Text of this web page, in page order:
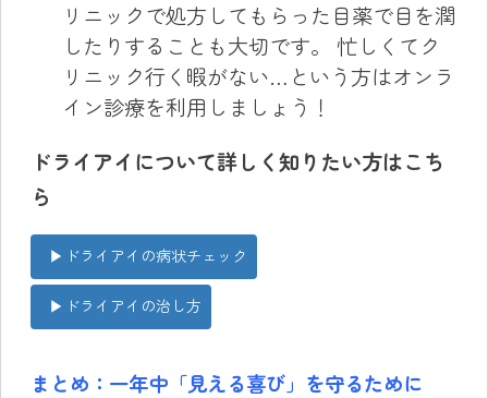
リニックで処方してもらった目薬で目を潤
したりすることも大切です。 忙しくてク
リニック行く暇がない…という方はオンラ
イン診療を利用しましょう！
ドライアイについて詳しく知りたい方はこち
ら
▶︎ドライアイの病状チェック
▶︎ドライアイの治し方
まとめ：一年中「見える喜び」を守るために